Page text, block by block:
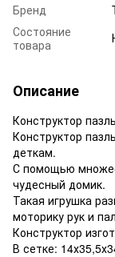
Бренд
Состояние
товара
Описание
Конструктор
Конструктор
деткам.
С помощью
чудесный домик.
Такая игрушка
моторику рук и
Конструктор
В сетке: